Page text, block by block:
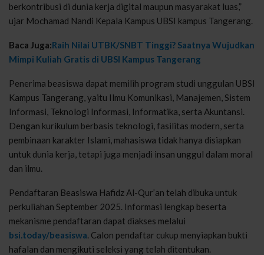
berkontribusi di dunia kerja digital maupun masyarakat luas,”
ujar Mochamad Nandi Kepala Kampus UBSI kampus Tangerang.
Baca Juga:Raih Nilai UTBK/SNBT Tinggi? Saatnya Wujudkan
Mimpi Kuliah Gratis di UBSI Kampus Tangerang
Penerima beasiswa dapat memilih program studi unggulan UBSI
Kampus Tangerang, yaitu Ilmu Komunikasi, Manajemen, Sistem
Informasi, Teknologi Informasi, Informatika, serta Akuntansi.
Dengan kurikulum berbasis teknologi, fasilitas modern, serta
pembinaan karakter Islami, mahasiswa tidak hanya disiapkan
untuk dunia kerja, tetapi juga menjadi insan unggul dalam moral
dan ilmu.
Pendaftaran Beasiswa Hafidz Al-Qur’an telah dibuka untuk
perkuliahan September 2025. Informasi lengkap beserta
mekanisme pendaftaran dapat diakses melalui
bsi.today/beasiswa. Calon pendaftar cukup menyiapkan bukti
hafalan dan mengikuti seleksi yang telah ditentukan.